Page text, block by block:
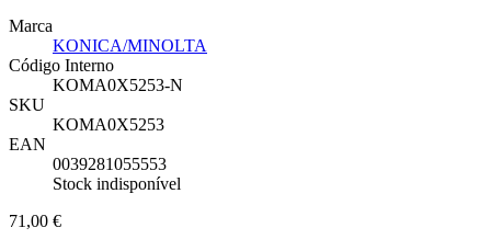
Marca
KONICA/MINOLTA
Código Interno
KOMA0X5253-N
SKU
KOMA0X5253
EAN
0039281055553
Stock indisponível
71,00 €